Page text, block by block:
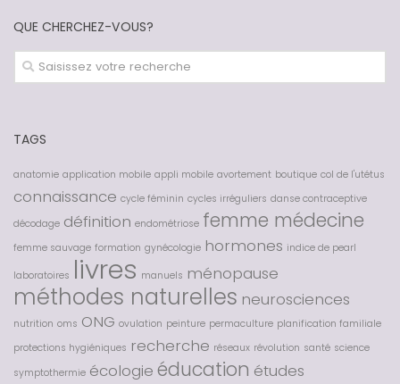
QUE CHERCHEZ-VOUS?
TAGS
anatomie application mobile appli mobile avortement boutique col de l'utétus
connaissance cycle féminin cycles irréguliers danse contraceptive
décodage définition endométriose femme médecine
femme sauvage formation gynécologie hormones indice de pearl
laboratoires livres manuels ménopause
méthodes naturelles neurosciences
nutrition oms ONG ovulation peinture permaculture planification familiale
protections hygiéniques recherche réseaux révolution santé science
symptothermie écologie éducation études